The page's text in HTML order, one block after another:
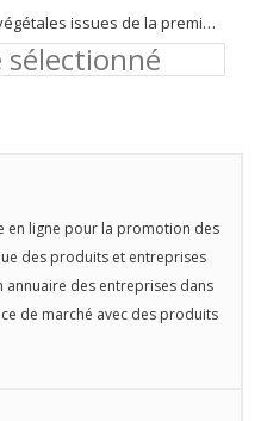
issues de la première pression à froid
en ligne pour la promotion des
des produits et entreprises
des entreprises dans
de marché avec des produits